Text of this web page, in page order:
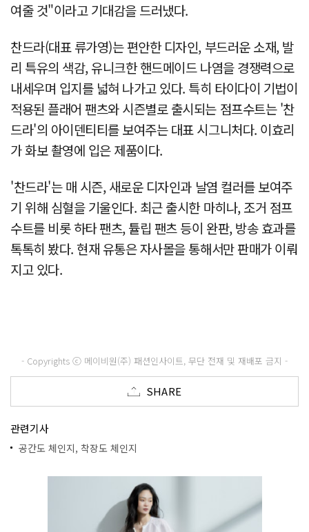
여줄 것"이라고 기대감을 드러냈다.
찬드라(대표 류가영)는 편안한 디자인, 부드러운 소재, 발
리 특유의 색감, 유니크한 핸드메이드 나염을 경쟁력으로
내세우며 입지를 넓혀 나가고 있다. 특히 타이다이 기법이
적용된 플래어 팬츠와 시즌별로 출시되는 점프수트는 '찬
드라'의 아이덴티티를 보여주는 대표 시그니처다. 이효리
가 화보 촬영에 입은 제품이다.
'찬드라'는 매 시즌, 새로운 디자인과 날염 컬러를 보여주
기 위해 심혈을 기울인다. 최근 출시한 마히나, 조거 점프
수트를 비롯 하타 팬츠, 튤립 팬츠 등이 완판, 방송 효과를
톡톡히 봤다. 현재 유통은 자사몰을 통해서만 판매가 이뤄
지고 있다.
- Copyrights ⓒ 메이비원(주) 패션인사이트, 무단 전재 및 재배포 금지 -
SHARE
관련기사
공간도 체인지, 착장도 체인지